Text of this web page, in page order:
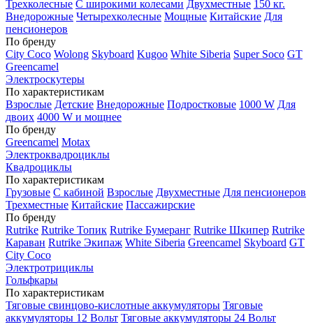
Трехколесные С широкими колесами Двухместные 150 кг.
Внедорожные Четырехколесные Мощные Китайские Для
пенсионеров
По бренду
City Coco Wolong Skyboard Kugoo White Siberia Super Soco GT
Greencamel
Электроскутеры
По характеристикам
Взрослые Детские Внедорожные Подростковые 1000 W Для
двоих 4000 W и мощнее
По бренду
Greencamel Motax
Электроквадроциклы
Квадроциклы
По характеристикам
Грузовые С кабиной Взрослые Двухместные Для пенсионеров
Трехместные Китайские Пассажирские
По бренду
Rutrike Rutrike Топик Rutrike Бумеранг Rutrike Шкипер Rutrike
Караван Rutrike Экипаж White Siberia Greencamel Skyboard GT
City Coco
Электротрициклы
Гольфкары
По характеристикам
Тяговые свинцово-кислотные аккумуляторы Тяговые
аккумуляторы 12 Вольт Тяговые аккумуляторы 24 Вольт